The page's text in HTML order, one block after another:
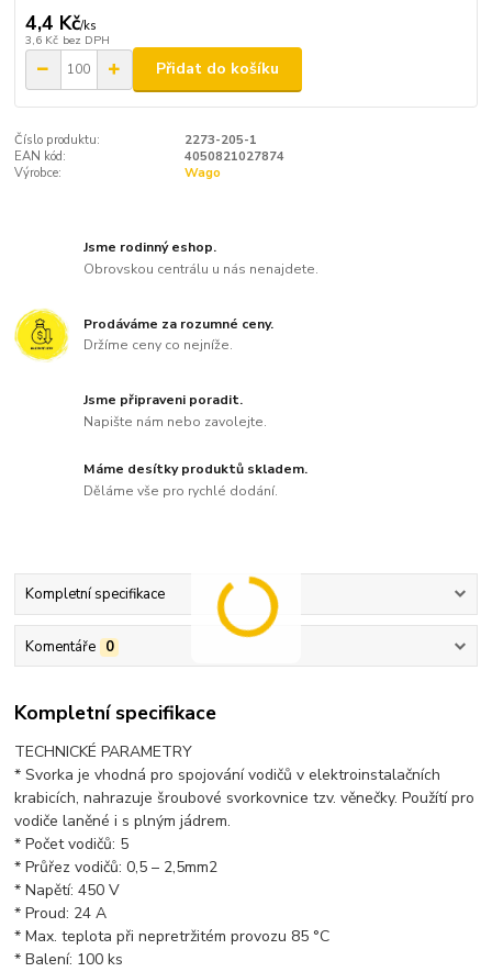
4,4 Kč/ks
3,6 Kč bez DPH
Přidat do košíku
Číslo produktu:
2273-205-1
EAN kód:
4050821027874
Výrobce:
Wago
Jsme rodinný eshop.
Obrovskou centrálu u nás nenajdete.
Prodáváme za rozumné ceny.
Držíme ceny co nejníže.
Jsme připraveni poradit.
Napište nám nebo zavolejte.
Máme desítky produktů skladem.
Děláme vše pro rychlé dodání.
Kompletní specifikace
Komentáře 0
Kompletní specifikace
TECHNICKÉ PARAMETRY
* Svorka je vhodná pro spojování vodičů v elektroinstalačních
krabicích, nahrazuje šroubové svorkovnice tzv. věnečky. Použítí pro
vodiče laněné i s plným jádrem.
* Počet vodičů: 5
* Průřez vodičů: 0,5 – 2,5mm2
* Napětí: 450 V
* Proud: 24 A
* Max. teplota při nepretržitém provozu 85 °C
* Balení: 100 ks